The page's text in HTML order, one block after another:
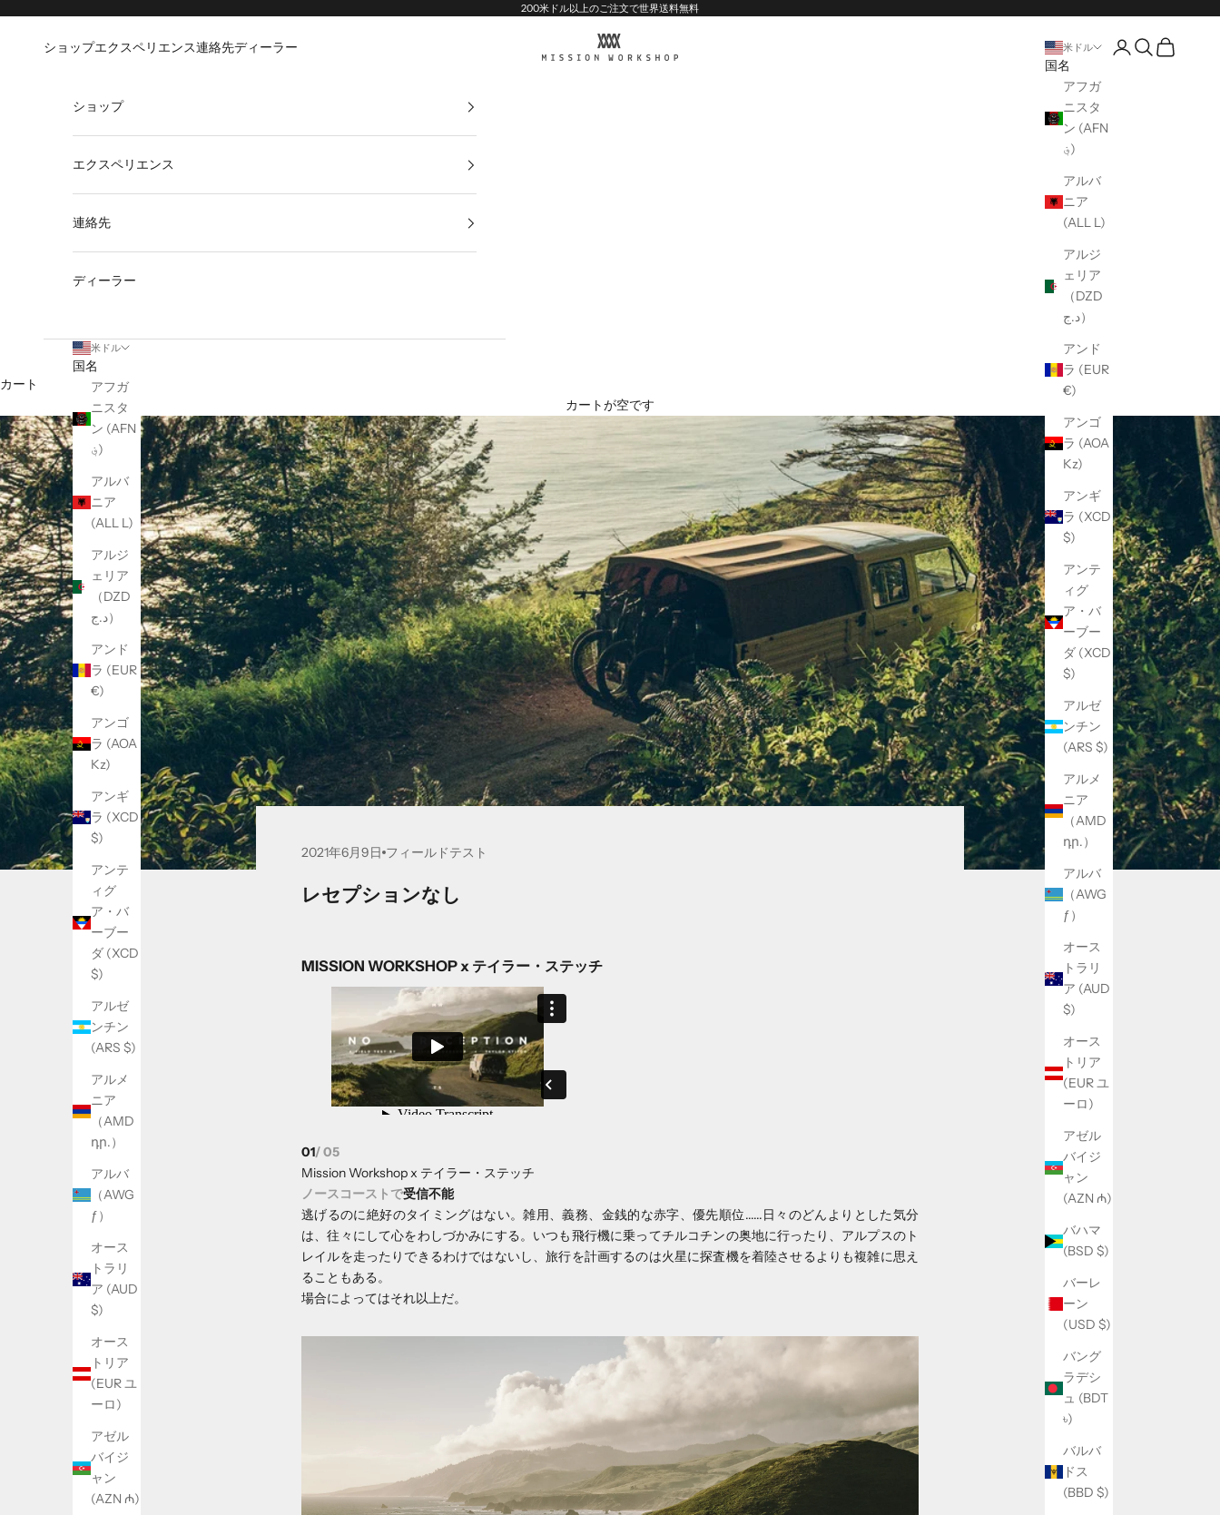
200米ドル以上のご注文で世界送料無料
MISSION WORKSHOP
ショップエクスペリエンス連絡先ディーラー 米ドル
国名
アフガ
ニスタ
ン (AFN
؋)
アルバ
ニア
(ALL L)
アルジ
ェリア
（DZD
د.ج）
アンド
ラ (EUR
€)
アンゴ
ラ (AOA
Kz)
アンギ
ラ (XCD
$)
アンテ
ィグ
ア・バ
ーブー
ダ (XCD
$)
アルゼ
ンチン
(ARS $)
アルメ
ニア
（AMD
դր.）
アルバ
（AWG
ƒ）
オース
トラリ
ア (AUD
$)
オース
トリア
(EUR ユ
ーロ)
アゼル
バイジ
ャン
(AZN ₼)
バハマ
(BSD $)
バーレ
ーン
(USD $)
バング
ラデシ
ュ (BDT
৳)
バルバ
ドス
(BBD $)
口座開設ページ
オープンサーチ
オープン
ショップ
エクスペリエンス
連絡先
ディーラー
米ドル
国名
アフガ
ニスタ
ン (AFN
؋)
アルバ
ニア
(ALL L)
アルジ
ェリア
（DZD
د.ج）
アンド
ラ (EUR
€)
アンゴ
ラ (AOA
Kz)
アンギ
ラ (XCD
$)
アンテ
ィグ
ア・バ
ーブー
ダ (XCD
$)
アルゼ
ンチン
(ARS $)
アルメ
ニア
（AMD
դր.）
アルバ
（AWG
ƒ）
オース
トラリ
ア (AUD
$)
オース
トリア
(EUR ユ
ーロ)
アゼル
バイジ
ャン
(AZN ₼)
カート
カートが空です
2021年6月9日 フィールドテスト
レセプションなし
MISSION WORKSHOP x テイラー・ステッチ
01/ 05
Mission Workshop x テイラー・ステッチ
ノースコーストで受信不能
逃げるのに絶好のタイミングはない。雑用、義務、金銭的な赤字、優先順位......日々のどんよりとした気分
は、往々にして心をわしづかみにする。いつも飛行機に乗ってチルコチンの奥地に行ったり、アルプスのト
レイルを走ったりできるわけではないし、旅行を計画するのは火星に探査機を着陸させるよりも複雑に思え
ることもある。
場合によってはそれ以上だ。